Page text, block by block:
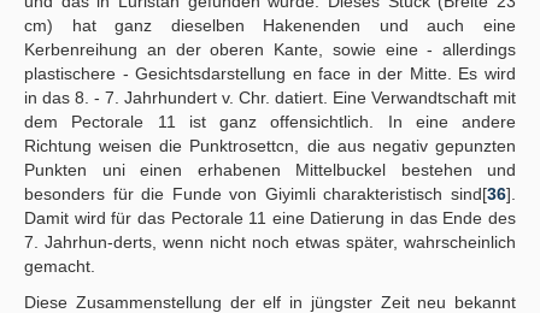
cm) hat ganz dieselben Hakenenden und auch eine
Kerbenreihung an der oberen Kante, sowie eine - allerdings
plastischere - Gesichtsdarstellung en face in der Mitte. Es wird
in das 8. - 7. Jahrhundert v. Chr. datiert. Eine Verwandtschaft mit
dem Pectorale 11 ist ganz offensichtlich. In eine andere
Richtung weisen die Punktrosettcn, die aus negativ gepunzten
Punkten uni einen erhabenen Mittelbuckel bestehen und
besonders für die Funde von Giyimli charakteristisch sind[36].
Damit wird für das Pectorale 11 eine Datierung in das Ende des
7. Jahrhun-derts, wenn nicht noch etwas später, wahrscheinlich
gemacht.
Diese Zusammenstellung der elf in jüngster Zeit neu bekannt